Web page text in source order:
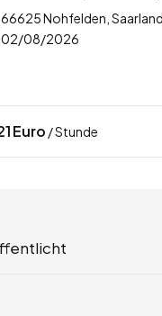
66625 Nohfelden,
02/08/2026
Euro / Stunde